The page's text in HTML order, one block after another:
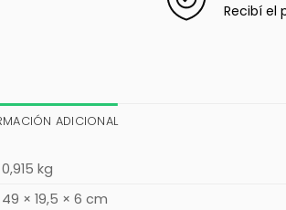
Recibí el
ADICIONAL
0,915 kg
49 × 19,5 × 6 cm